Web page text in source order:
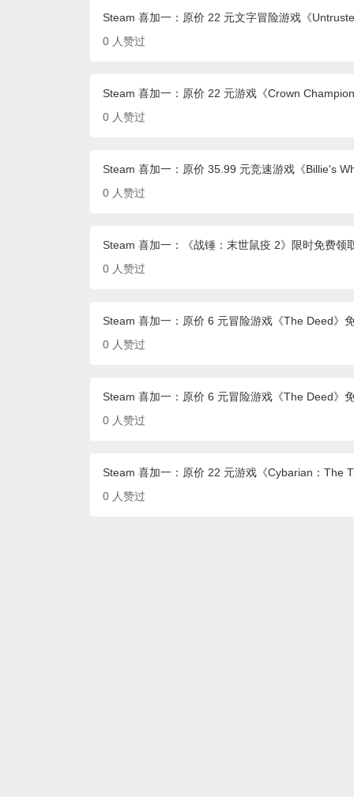
Steam 喜加一：原价 22 元文字冒险游戏《
0 人赞过
Steam 喜加一：原价 22 元游戏《Crown
0 人赞过
Steam 喜加一：原价 35.99 元竞速游戏《Billie's
0 人赞过
Steam 喜加一：《战锤：末世鼠疫 2》限时免费领
0 人赞过
Steam 喜加一：原价 6 元冒险游戏《The Deed》
0 人赞过
Steam 喜加一：原价 6 元冒险游戏《The Deed》
0 人赞过
Steam 喜加一：原价 22 元游戏《Cybarian：The
0 人赞过